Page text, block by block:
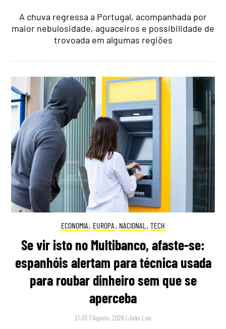
A chuva regressa a Portugal, acompanhada por
maior nebulosidade, aguaceiros e possibilidade de
trovoada em algumas regiões
ECONOMIA, EUROPA , NACIONAL , TECH
Se vir isto no Multibanco, afaste-se:
espanhóis alertam para técnica usada
para roubar dinheiro sem que se
aperceba
21:30 7 Agosto, 2026 |João Luís